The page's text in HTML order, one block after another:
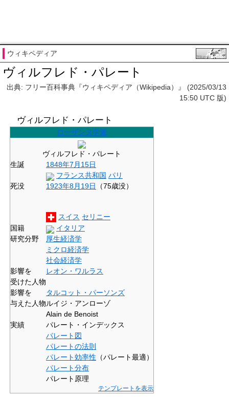
ウィキペディア
ヴィルフレド・パレート
出典: フリー百科事典『ウィキペディア（Wikipedia）』 (2025/03/13
15:50 UTC 版)
ヴィルフレド・パレート
ローザンヌ学派
ヴィルフレド・パレート
生誕
1848年7月15日
フランス共和国 パリ
死没
1923年8月19日 （75歳没）
スイス セリニー
国籍
イタリア
研究分野
厚生経済学
ミクロ経済学
社会経済学
影響を
受けた人物
レオン・ワルラス
影響を
与えた人物
タルコット・パーソンズ
ルイジ・アンローゾ
Alain de Benoist
実績
パレート・インデックス
パレート図
パレートの法則
パレート効率性 （パレート最適）
パレート分布
パレート原理
テンプレートを表示